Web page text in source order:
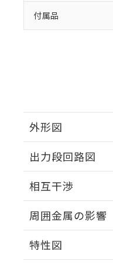
付属品
外形図
出力段回路図
相互干渉
周囲金属の影響
特性図